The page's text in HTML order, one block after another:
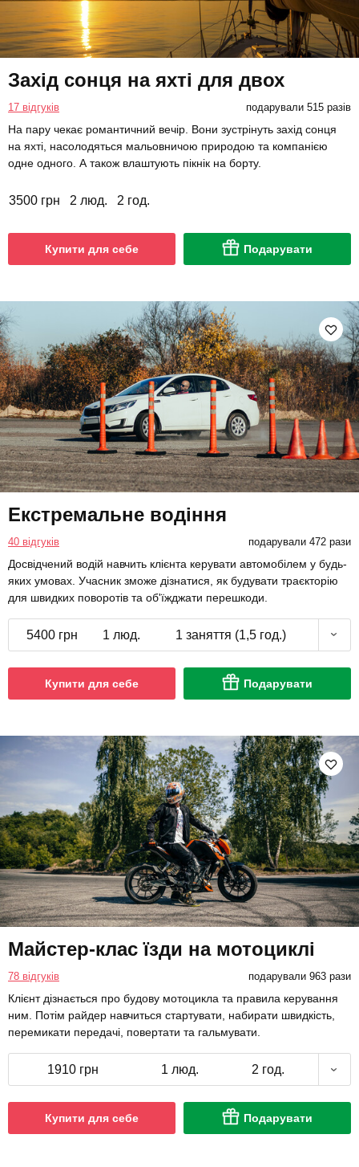
Захід сонця на яхті для двох
17 відгуків подарували 515 разів
На пару чекає романтичний вечір. Вони зустрінуть захід сонця
на яхті, насолодяться мальовничою природою та компанією
одне одного. А також влаштують пікнік на борту.
3500 грн 2 люд. 2 год.
Купити для себе Подарувати
Екстремальне водіння
40 відгуків подарували 472 рази
Досвідчений водій навчить клієнта керувати автомобілем у будь-
яких умовах. Учасник зможе дізнатися, як будувати траєкторію
для швидких поворотів та об'їжджати перешкоди.
5400 грн 1 люд. 1 заняття (1,5 год.)
Купити для себе Подарувати
Майстер-клас їзди на мотоциклі
78 відгуків подарували 963 рази
Клієнт дізнається про будову мотоцикла та правила керування
ним. Потім райдер навчиться стартувати, набирати швидкість,
перемикати передачі, повертати та гальмувати.
1910 грн 1 люд. 2 год.
Купити для себе Подарувати